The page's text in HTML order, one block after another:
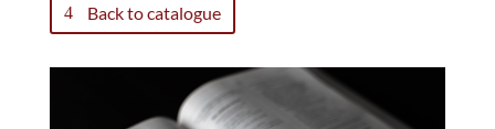
Back to catalogue